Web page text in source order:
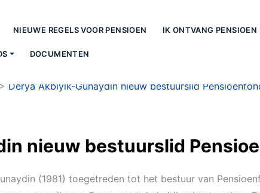
NIEUWE REGELS VOOR PENSIOEN IK ONTVANG PENSIOEN
DOCUMENTEN
Derya Akbiyik-Gunaydin nieuw bestuurslid
nieuw bestuurslid
(1981) toegetreden tot het bestuur van